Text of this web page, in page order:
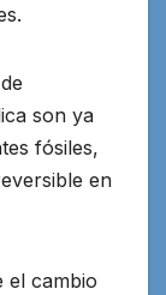
son ya
fósiles,
en
el cambio